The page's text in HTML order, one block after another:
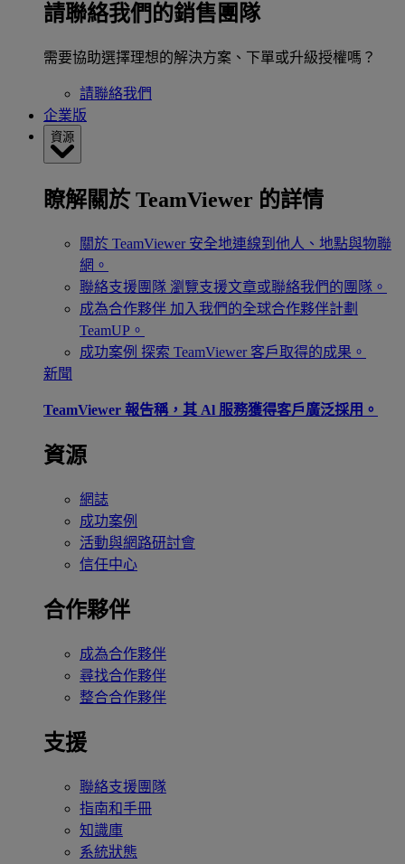
請聯絡我們的銷售團隊
需要協助選擇理想的解決方案、下單或升級授權嗎？
請聯絡我們
企業版
資源
瞭解關於 TeamViewer 的詳情
關於 TeamViewer 安全地連線到他人、地點與物聯
網。
聯絡支援團隊 瀏覽支援文章或聯絡我們的團隊。
成為合作夥伴 加入我們的全球合作夥伴計劃
TeamUP。
成功案例 探索 TeamViewer 客戶取得的成果。
新聞
TeamViewer 報告稱，其 Al 服務獲得客戶廣泛採用。
資源
網誌
成功案例
活動與網路研討會
信任中心
合作夥伴
成為合作夥伴
尋找合作夥伴
整合合作夥伴
支援
聯絡支援團隊
指南和手冊
知識庫
系統狀態